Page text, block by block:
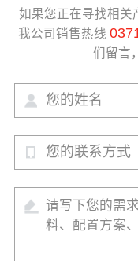
如果您正在寻找相关
我公司销售热线
们留言